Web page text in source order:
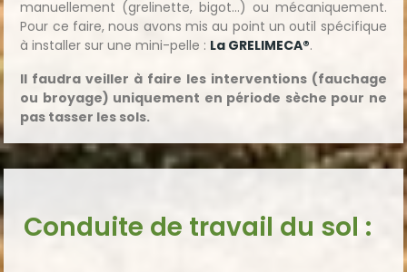
manuellement (grelinette, bigot...) ou mécaniquement.
Pour ce faire, nous avons mis au point un outil spécifique
à installer sur une mini-pelle : La GRELIMECA®.
Il faudra veiller à faire les interventions (fauchage
ou broyage) uniquement en période sèche pour ne
pas tasser les sols.
Conduite de travail du sol :